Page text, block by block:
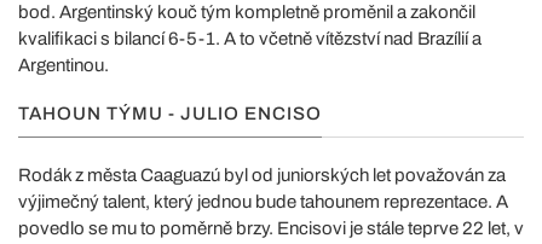
bod. Argentinský kouč tým kompletně proměnil a zakončil
kvalifikaci s bilancí 6-5-1. A to včetně vítězství nad Brazílií a
Argentinou.
TAHOUN TÝMU - JULIO ENCISO
Rodák z města Caaguazú byl od juniorských let považován za
výjimečný talent, který jednou bude tahounem reprezentace. A
povedlo se mu to poměrně brzy. Encisovi je stále teprve 22 let, v